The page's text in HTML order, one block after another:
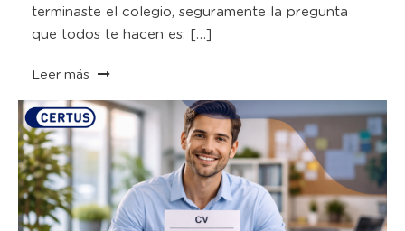
terminaste el colegio, seguramente la pregunta
que todos te hacen es: […]
Leer más